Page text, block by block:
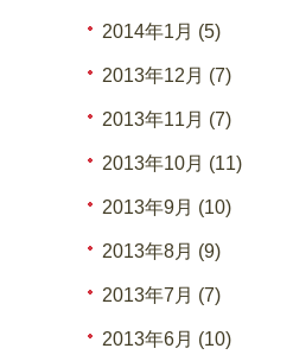
2014年1月 (5)
2013年12月 (7)
2013年11月 (7)
2013年10月 (11)
2013年9月 (10)
2013年8月 (9)
2013年7月 (7)
2013年6月 (10)